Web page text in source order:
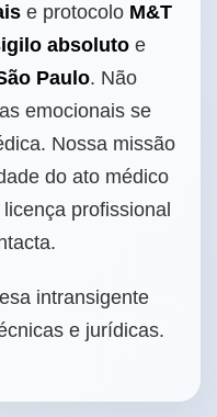
e protocolo M&T
absolutoe
Paulo. Não
emocionais se
Nossa missão
do ato médico
profissional
intransigente
e jurídicas.